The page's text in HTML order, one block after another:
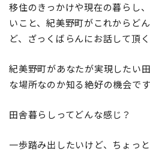
移住のきっかけや現在の暮らし
いこと、紀美野町がこれからど
ど、ざっくばらんにお話して頂
紀美野町があなたが実現したい
な場所なのか知る絶好の機会です
田舎暮らしってどんな感じ？
一歩踏み出したいけど、ちょっ